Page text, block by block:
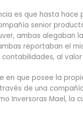
es que hasta hace
senior
ambas alegaban
reportaban el
contabilidades, al
en que posee la
de una
Inversoras Mael, la